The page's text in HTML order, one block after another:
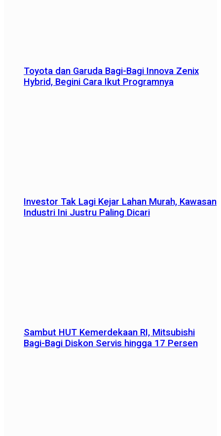
Toyota dan Garuda Bagi-Bagi Innova Zenix
Hybrid, Begini Cara Ikut Programnya
Investor Tak Lagi Kejar Lahan Murah, Kawasan
Industri Ini Justru Paling Dicari
Sambut HUT Kemerdekaan RI, Mitsubishi
Bagi-Bagi Diskon Servis hingga 17 Persen